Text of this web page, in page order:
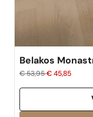
Belakos
€ 53,95€ 45,85